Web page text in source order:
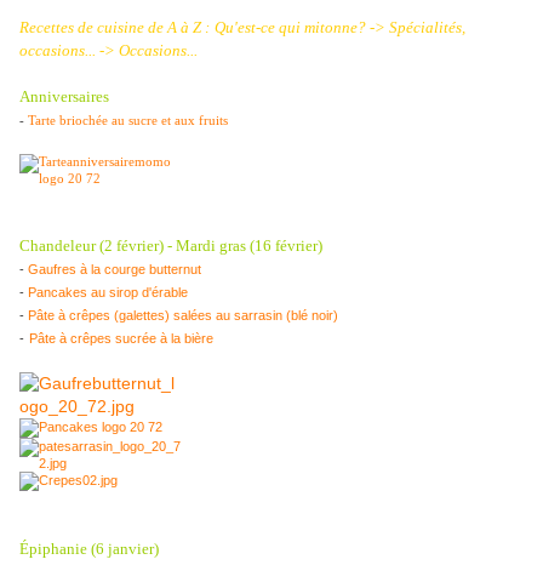
Recettes de cuisine de A à Z : Qu'est-ce qui mitonne? -> Spécialités,
occasions... -> Occasions...
Anniversaires
- Tarte briochée au sucre et aux fruits
Chandeleur (2 février) - Mardi gras (16 février)
- Gaufres à la courge butternut
- Pancakes au sirop d'érable
- Pâte à crêpes (galettes) salées au sarrasin (blé noir)
- Pâte à crêpes sucrée à la bière
Épiphanie (6 janvier)